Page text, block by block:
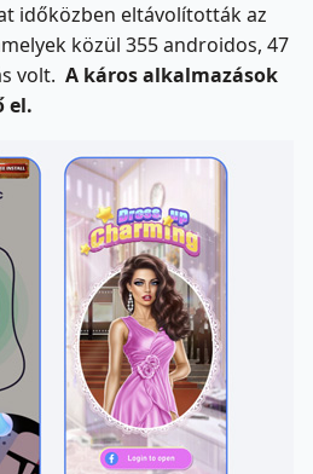
időközben eltávolították az
közül 355 androidos, 47
volt. A káros alkalmazások
el.